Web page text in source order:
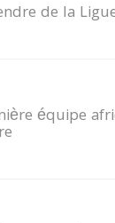
de la
équipe